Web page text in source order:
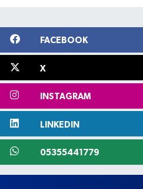
FACEBOOK
X
INSTAGRAM
LINKEDIN
05355441779